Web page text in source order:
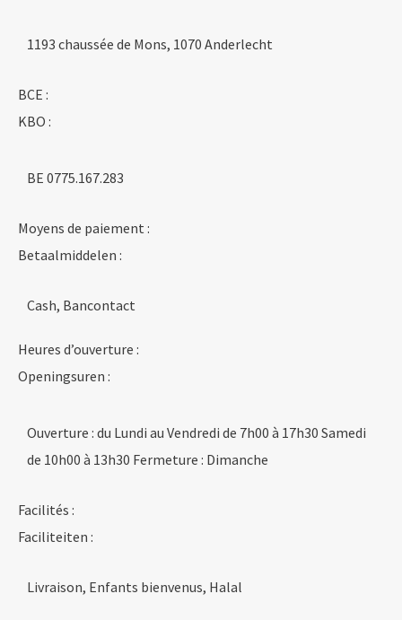
1193 chaussée de Mons, 1070 Anderlecht
BCE :
KBO :
BE 0775.167.283
Moyens de paiement :
Betaalmiddelen :
Cash, Bancontact
Heures d’ouverture :
Openingsuren :
Ouverture : du Lundi au Vendredi de 7h00 à 17h30 Samedi
de 10h00 à 13h30 Fermeture : Dimanche
Facilités :
Faciliteiten :
Livraison, Enfants bienvenus, Halal